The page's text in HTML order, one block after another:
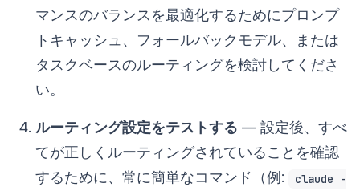
マンスのバランスを最適化するためにプロンプ
トキャッシュ、フォールバックモデル、または
タスクベースのルーティングを検討してくださ
い。
ルーティング設定をテストする — 設定後、すべ
てが正しくルーティングされていることを確認
するために、常に簡単なコマンド（例:
claude -